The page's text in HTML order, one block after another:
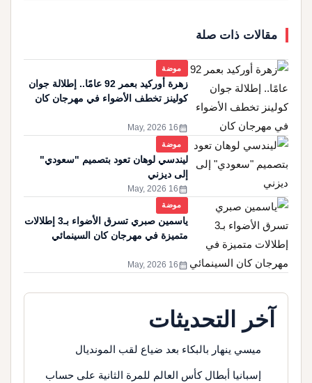
مقالات ذات صلة
موضة
زهرة أوركيد بعمر 92 عامًا.. إطلالة جوان
كولينز تخطف الأضواء في مهرجان كان
calendar_month
16 May, 2026
موضة
ليندسي لوهان تعود بتصميم "سعودي"
إلى ديزني
calendar_month
16 May, 2026
موضة
ياسمين صبري تسرق الأضواء بـ3 إطلالات
متميزة في مهرجان كان السينمائي
calendar_month
16 May, 2026
آخر التحديثات
ميسي ينهار بالبكاء بعد ضياع لقب المونديال
إسبانيا أبطال كأس العالم للمرة الثانية على حساب